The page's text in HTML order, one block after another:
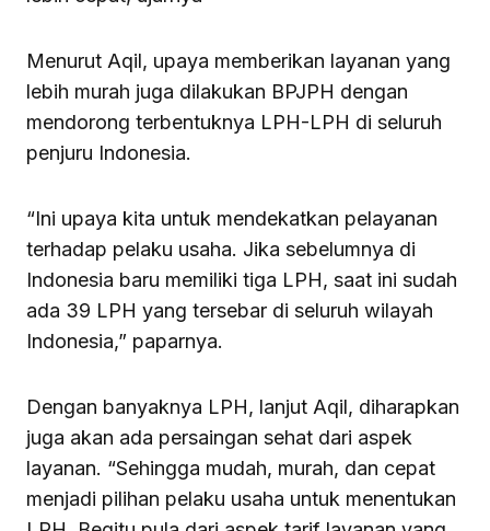
Menurut Aqil, upaya memberikan layanan yang
lebih murah juga dilakukan BPJPH dengan
mendorong terbentuknya LPH-LPH di seluruh
penjuru Indonesia.
“Ini upaya kita untuk mendekatkan pelayanan
terhadap pelaku usaha. Jika sebelumnya di
Indonesia baru memiliki tiga LPH, saat ini sudah
ada 39 LPH yang tersebar di seluruh wilayah
Indonesia,” paparnya.
Dengan banyaknya LPH, lanjut Aqil, diharapkan
juga akan ada persaingan sehat dari aspek
layanan. “Sehingga mudah, murah, dan cepat
menjadi pilihan pelaku usaha untuk menentukan